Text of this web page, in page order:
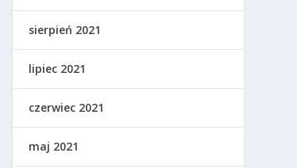
sierpień 2021
lipiec 2021
czerwiec 2021
maj 2021